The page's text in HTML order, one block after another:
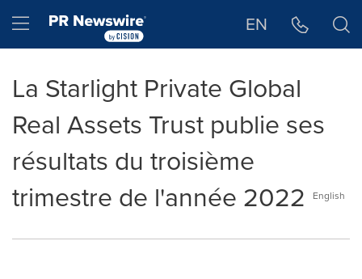
Hamburger menu EN
La Starlight Private Global
Real Assets Trust publie ses
résultats du troisième
trimestre de l'année 2022
English